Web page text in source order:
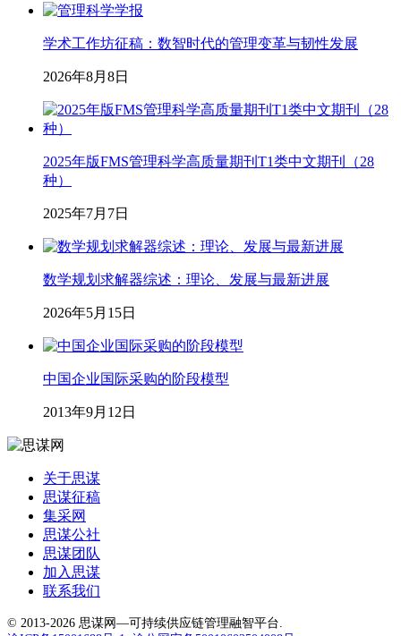
学术工作坊征稿：数智时代的管理变革与韧性发展
2026年8月8日
2025年版FMS管理科学高质量期刊T1类中文期刊（28
种）
2025年7月7日
数学规划求解器综述：理论、发展与最新进展
2026年5月15日
中国企业国际采购的阶段模型
2013年9月12日
关于思谋
思谋征稿
集采网
思谋公社
思谋团队
加入思谋
联系我们
© 2013-2026 思谋网—可持续供应链管理融智平台.